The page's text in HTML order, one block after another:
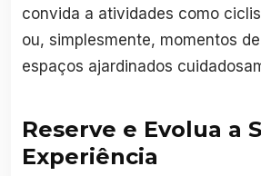
convida a atividades como
ou, simplesmente, momentos
espaços ajardinados
Reserve e Evolua a
Experiência